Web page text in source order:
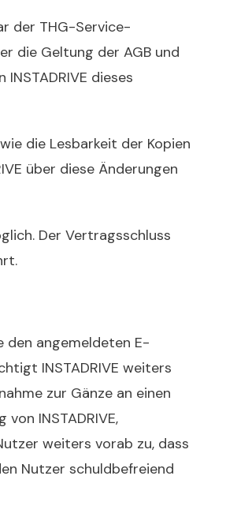
der THG-Service-
die Geltung der AGB und
dieses
die Lesbarkeit der Kopien
über diese Änderungen
Der Vertragsschluss
den angemeldeten E-
INSTADRIVE weiters
zur Gänze an einen
INSTADRIVE,
weiters vorab zu, dass
Nutzer schuldbefreiend